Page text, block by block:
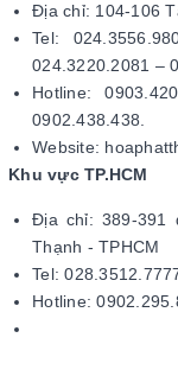
Địa chỉ: 104-106
Tel:
024.3220.2081 –
Hotline:
0902.438.438.
Website:
Khu vực TP.HCM
Địa chỉ: 389-391
Thạnh - TPHCM
Tel:
Hotline: